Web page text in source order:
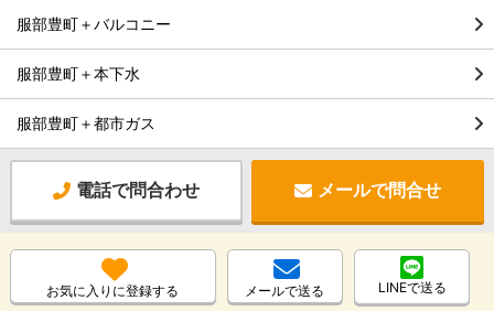
服部豊町＋バルコニー
服部豊町＋本下水
服部豊町＋都市ガス
電話で問合わせ メールで問合せ
お気に入りに登録する メールで送る LINEで送る